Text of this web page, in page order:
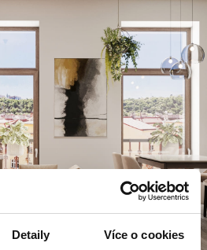
Detaily Více o cookies